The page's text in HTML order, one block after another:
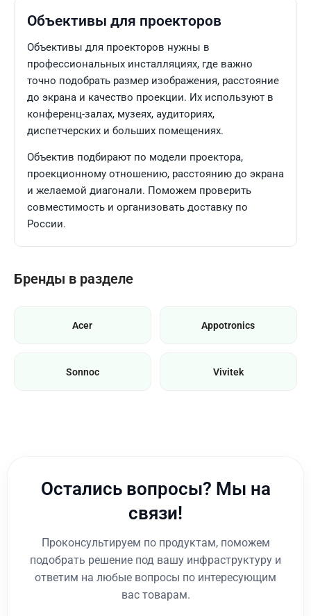
Объективы для проекторов
Объективы для проекторов нужны в
профессиональных инсталляциях, где важно
точно подобрать размер изображения, расстояние
до экрана и качество проекции. Их используют в
конференц-залах, музеях, аудиториях,
диспетчерских и больших помещениях.
Объектив подбирают по модели проектора,
проекционному отношению, расстоянию до экрана
и желаемой диагонали. Поможем проверить
совместимость и организовать доставку по
России.
Бренды в разделе
Acer Appotronics
Sonnoc Vivitek
Остались вопросы? Мы на
связи!
Проконсультируем по продуктам, поможем
подобрать решение под вашу инфраструктуру и
ответим на любые вопросы по интересующим
вас товарам.